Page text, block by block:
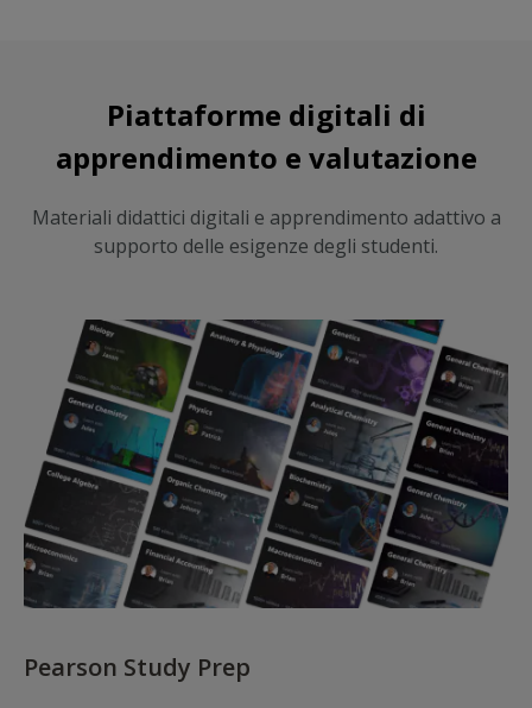
Piattaforme digitali di
apprendimento e valutazione
Materiali didattici digitali e apprendimento adattivo a
supporto delle esigenze degli studenti.
Pearson Study Prep